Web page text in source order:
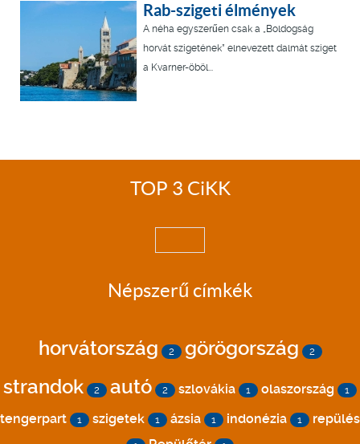
Rab-szigeti élmények
A néha egyszerűen csak a „Boldogság
horvát szigetének” elnevezett dalmát sziget
a Kvarner-öböl...
TOP 3 CiKK
Népszerű címkék
horvátország 2 görögország 2
strandok 2 autó 2 szlovákia 1 olaszország 1
tengerpart 1 szigetek 1 ázsia 1 indonézia 1 repülés